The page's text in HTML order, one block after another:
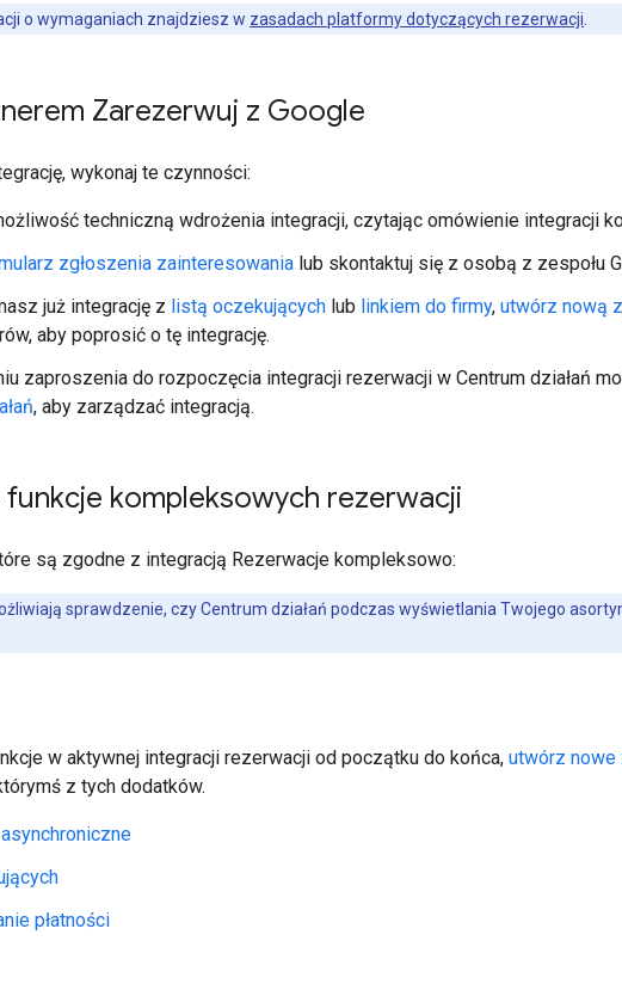
o wymaganiach znajdziesz w zasadach platformy dotyczących rezerwacji.
Zarezerwuj z Google
wykonaj te czynności:
techniczną wdrożenia integracji, czytając omówienie integracji
zgłoszenia zainteresowania lub skontaktuj się z osobą z zespołu
już integrację z listą oczekujących lub linkiem do firmy, utwórz nową
aby poprosić o tę integrację.
zaproszenia do rozpoczęcia integracji rezerwacji w Centrum działań
, aby zarządzać integracją.
funkcje kompleksowych rezerwacji
są zgodne z integracją Rezerwacje kompleksowo:
sprawdzenie, czy Centrum działań podczas wyświetlania Twojego
w aktywnej integracji rezerwacji od początku do końca, utwórz nowe
z tych dodatków.
asynchroniczne
płatności